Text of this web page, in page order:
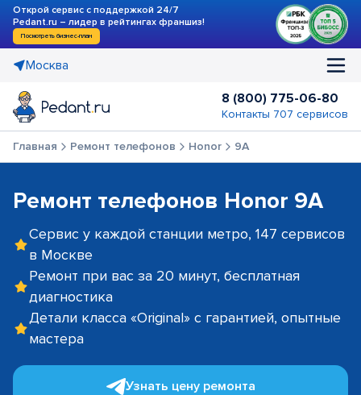
Открой сервис с поддержкой 24/7
Pedant.ru – лидер в рейтингах франшиз!
Посмотреть бизнес-план
Москва
8 (800) 775-06-80
Контакты 707 сервисов
Главная Ремонт телефонов Honor 9A
Ремонт телефонов Honor 9A
Сервис у каждой станции метро, 147 сервисов
в Москве
Ремонт при вас за 20 минут, бесплатная
диагностика
Детали класса «Original» с гарантией, опытные
мастера
Узнать цену ремонта